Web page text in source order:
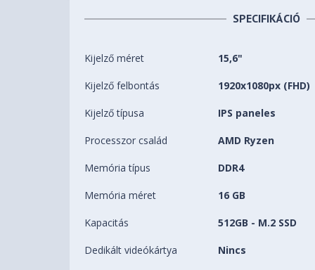
SPECIFIKÁCIÓ
Kijelző méret 15,6"
Kijelző felbontás 1920x1080px (FHD)
Kijelző típusa IPS paneles
Processzor család AMD Ryzen
Memória típus DDR4
Memória méret 16 GB
Kapacitás 512GB - M.2 SSD
Dedikált videókártya Nincs